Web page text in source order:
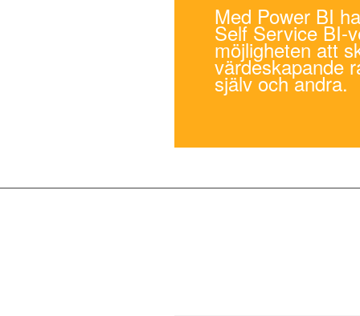
Med Power BI
Self Service BI-
möjligheten att
värdeskapande
själv och andra.